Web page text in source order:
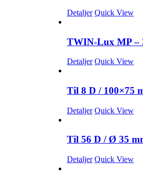
Detaljer Quick View
TWIN-Lux MP –
Detaljer Quick View
Til 8 D / 100×75
Detaljer Quick View
Til 56 D / Ø 35
Detaljer Quick View